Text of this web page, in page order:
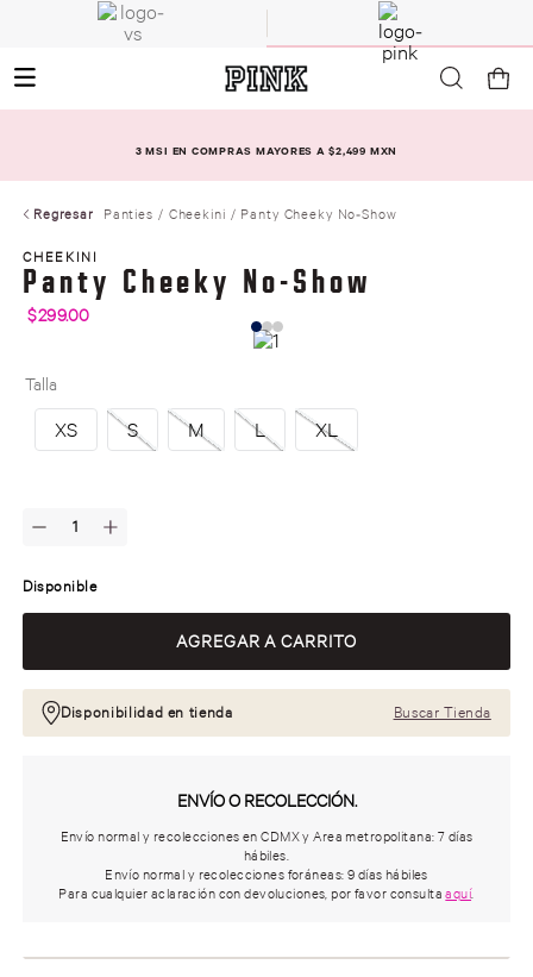
3 MSI EN COMPRAS MAYORES A $2,499 MXN
Regresar Panties Cheekini Panty Cheeky No-Show
CHEEKINI
Panty Cheeky No-Show
$299.00
Talla
XS S M L XL
Disponible
Disponibilidad en tienda Buscar Tienda
ENVÍO O RECOLECCIÓN.
Envío normal y recolecciones en CDMX y Area metropolitana: 7 días
hábiles.
Envío normal y recolecciones foráneas: 9 días hábiles
Para cualquier aclaración con devoluciones, por favor consultaaquí.